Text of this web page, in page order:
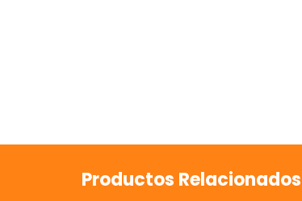
Productos Relacionados